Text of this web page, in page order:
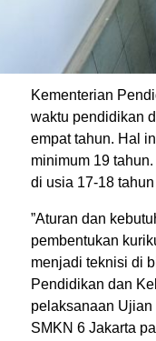
Kementerian
waktu pendidikan
empat tahun. Hal
minimum 19
di usia 17-18
”Aturan dan
pembentukan
menjadi teknisi di
Pendidikan dan
pelaksanaan
SMKN 6 Jakarta